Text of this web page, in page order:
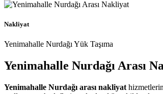
Nakliyat
Yenimahalle Nurdağı Yük Taşıma
Yenimahalle Nurdağı Arası
Yenimahalle Nurdağı arası nakliyat